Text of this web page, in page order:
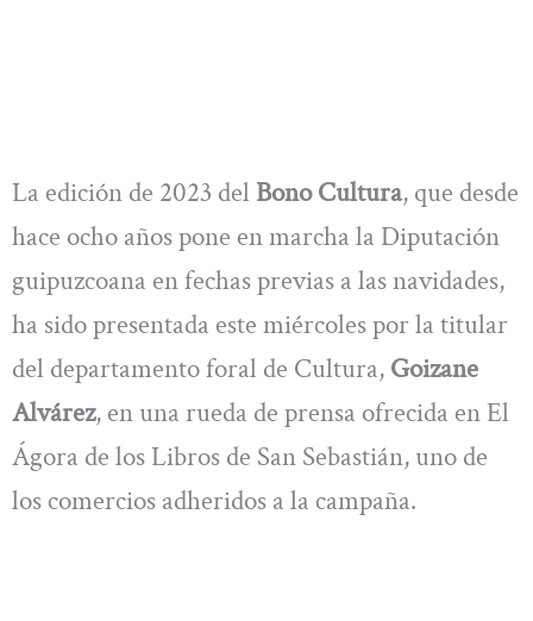
La edición de 2023 del Bono Cultura, que desde
hace ocho años pone en marcha la Diputación
guipuzcoana en fechas previas a las navidades,
ha sido presentada este miércoles por la titular
del departamento foral de Cultura, Goizane
Alvárez, en una rueda de prensa ofrecida en El
Ágora de los Libros de San Sebastián, uno de
los comercios adheridos a la campaña.